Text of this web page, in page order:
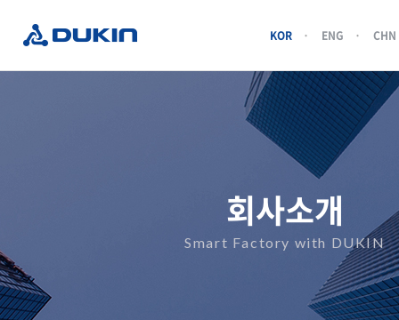
KOR ENG CHN
회사소개
Smart Factory with DUKIN